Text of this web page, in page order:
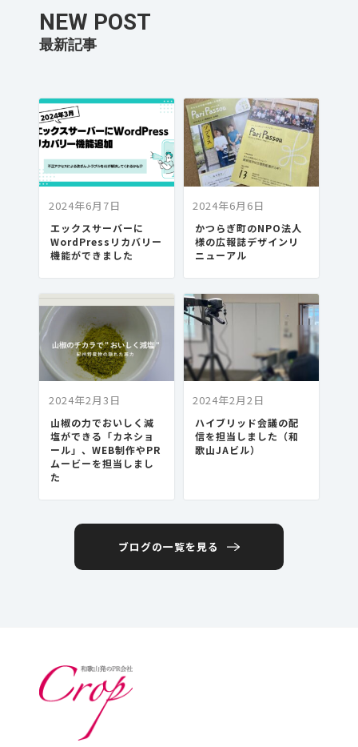
NEW POST
2024年6月7日
エックスサーバーに
WordPressリカバリー
機能ができました
2024年6月6日
かつらぎ町のNPO法人
様の広報誌デザインリ
ニューアル
2024年2月3日
山椒の力でおいしく減
塩ができる「カネショ
ール」、WEB制作やPR
ムービーを担当しまし
た
2024年2月2日
ハイブリッド会議の配
信を担当しました（和
歌山JAビル）
ブログの一覧を見る